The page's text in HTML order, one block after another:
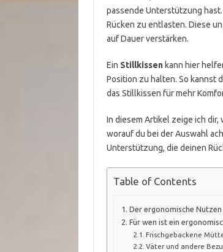
passende Unterstützung
Rücken zu entlasten. Diese
auf Dauer verstärken.
Ein Stillkissenkann hier
Position zu halten. So kannst
das Stillkissen für mehr
In diesem Artikel zeige ich
worauf du bei der Auswahl
Unterstützung, die deinen
Table of Contents
Der ergonomische
Für wen ist ein
Frischgebackene
Väter und andere